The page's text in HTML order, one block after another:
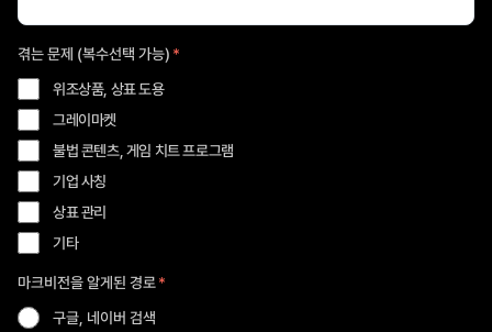
겪는 문제 (복수선택 가능) *
위조상품, 상표 도용
그레이마켓
불법 콘텐츠, 게임 치트 프로그램
기업 사칭
상표 관리
기타
마크비전을 알게된 경로*
구글, 네이버 검색